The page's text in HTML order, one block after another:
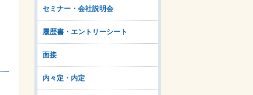
セミナー・会社説明会
履歴書・エントリーシート
面接
内々定・内定